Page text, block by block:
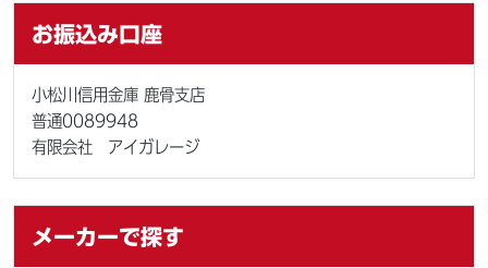
お振込み口座
小松川信用金庫 鹿骨支店
普通0089948
有限会社 アイガレージ
メーカーで探す